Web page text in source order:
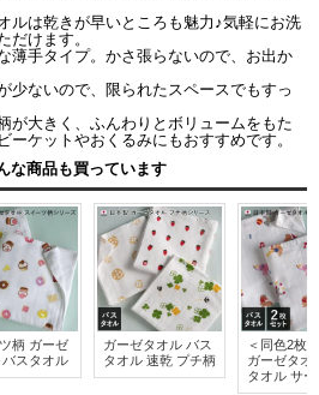
ルは乾きが早いところも魅力♪気軽にお洗
だけます。
薄手タイプ。かさ張らないので、お出か
少ないので、限られたスペースでもすっ
が大きく、ふんわりとボリュームをもた
ーケットやおくるみにもおすすめです。
な商品も買っています
柄 ガーゼ
バスタオル
ガーゼタオル バス
タオル 速乾 プチ柄
＜同色2枚
ガーゼタオ
タオル サ